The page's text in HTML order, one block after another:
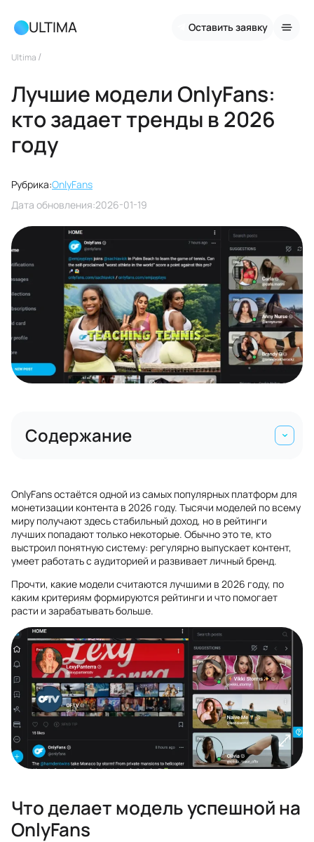
ULTIMA Оставить заявку
Ultima /
Лучшие модели OnlyFans:
кто задает тренды в 2026
году
Рубрика:OnlyFans
Дата обновления:2026-01-19
Содержание
OnlyFans остаётся одной из самых популярных платформ для
монетизации контента в 2026 году. Тысячи моделей по всему
миру получают здесь стабильный доход, но в рейтинги
лучших попадают только некоторые. Обычно это те, кто
выстроил понятную систему: регулярно выпускает контент,
умеет работать с аудиторией и развивает личный бренд.
Прочти, какие модели считаются лучшими в 2026 году, по
каким критериям формируются рейтинги и что помогает
расти и зарабатывать больше.
Что делает модель успешной на
OnlyFans